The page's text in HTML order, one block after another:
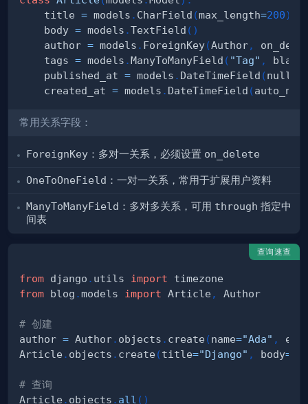
    title
= models . CharField (max_length=200)
    body
= models .TextField ( )
    author
= models . ForeignKey(Author,
    tags
= models .ManyToManyField ( "Tag" , blank
    published_at
= models . DateTimeField (null
    created_at
= models . DateTimeField (
常用关系字段：
ForeignKey ：多对一关系，必须设置 on_delete
OneToOneField ：一对一关系，常用于扩展用户资料
ManyToManyField ：多对多关系，可用 through 指定中
间表
查询速查
from django . utils import
from blog .models import Article ,
# 创建
author = Author. objects . create (name="Ada" ,
Article . objects . create (title="Django" , body=
# 查询
Article . objects . all ( )